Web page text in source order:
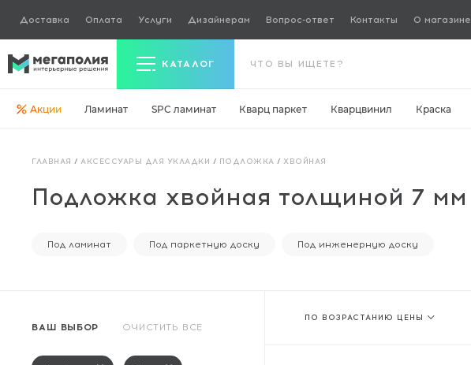
Доставка Оплата Услуги Дизайнерам Вопрос-ответ Контакты О магазине
КАТАЛОГ
Кварц паркет
Инженерная доска
Массивная доска
Акции Ламинат SPC ламинат Кварц паркет Кварцвинил Краска
ГЛАВНАЯ /АКСЕССУАРЫ ДЛЯ УКЛАДКИ / ПОДЛОЖКА / ХВОЙНАЯ
Подложка хвойная толщиной 7 мм
Под ламинат Под паркетную доску Под инженерную доску
ВАШ ВЫБОР ОЧИСТИТЬ ВСЕ
ПО ВОЗРАСТАНИЮ ЦЕНЫ